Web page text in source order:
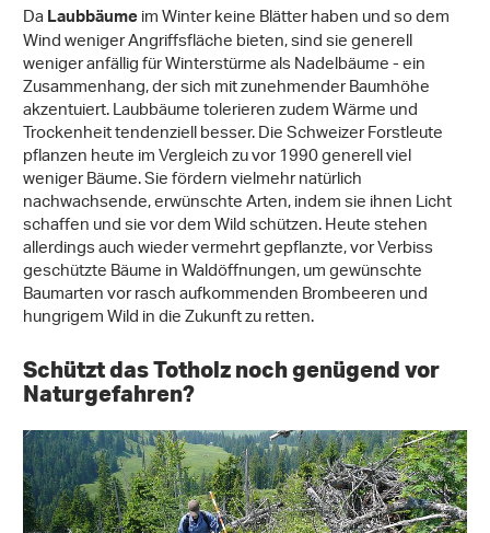
DaLaubbäumeim Winter keine Blätter haben und so dem
Wind weniger Angriffsfläche bieten, sind sie generell
weniger anfällig für Winterstürme als Nadelbäume - ein
Zusammenhang, der sich mit zunehmender Baumhöhe
akzentuiert. Laubbäume tolerieren zudem Wärme und
Trockenheit tendenziell besser. Die Schweizer Forstleute
pflanzen heute im Vergleich zu vor 1990 generell viel
weniger Bäume. Sie fördern vielmehr natürlich
nachwachsende, erwünschte Arten, indem sie ihnen Licht
schaffen und sie vor dem Wild schützen. Heute stehen
allerdings auch wieder vermehrt gepflanzte, vor Verbiss
geschützte Bäume in Waldöffnungen, um gewünschte
Baumarten vor rasch aufkommenden Brombeeren und
hungrigem Wild in die Zukunft zu retten.
Schützt das Totholz noch genügend vor
Naturgefahren?